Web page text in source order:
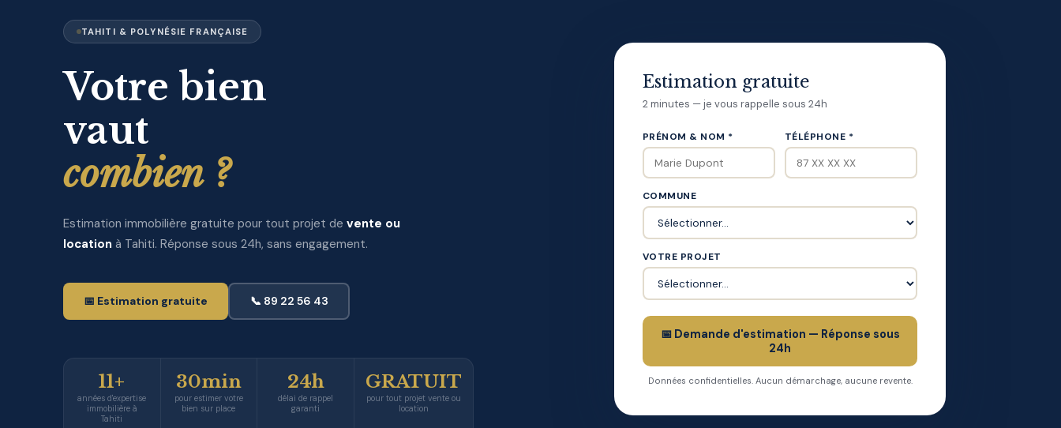
TAHITI & POLYNÉSIE FRANÇAISE
Votre bien
vaut
combien ?
Estimation immobilière gratuite pour tout projet de vente ou
location à Tahiti. Réponse sous 24h, sans engagement.
📅 Estimation gratuite 📞 89 22 56 43
11+
années d'expertise
immobilière à
Tahiti
30min
pour estimer votre
bien sur place
24h
délai de rappel
garanti
GRATUIT
pour tout projet vente ou
location
Estimation gratuite
2 minutes — je vous rappelle sous 24h
PRÉNOM & NOM * TÉLÉPHONE *
COMMUNE
VOTRE PROJET
📅 Demande d'estimation — Réponse sous
24h
Données confidentielles. Aucun démarchage, aucune revente.